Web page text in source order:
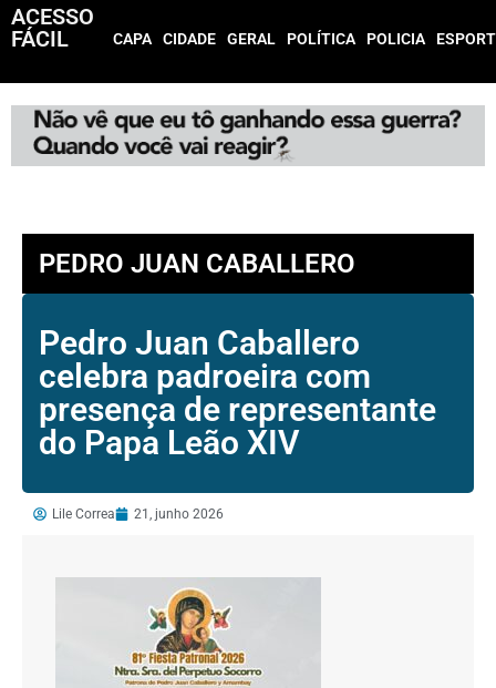
ACESSO
FÁCIL
CAPA CIDADE GERAL POLÍTICA POLICIA
PEDRO JUAN CABALLERO
Pedro Juan Caballero
celebra padroeira com
presença de representante
do Papa Leão XIV
Lile Correa 21, junho 2026